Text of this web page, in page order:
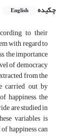
چکیده English
to their
with regard to
the importance
of democracy
from the
carried out by
happiness, the
are studied in
variables is
happiness can